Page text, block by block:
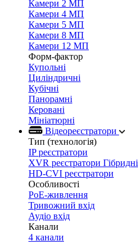
Камери 2 МП
Камери 4 МП
Камери 5 МП
Камери 8 МП
Камери 12 МП
Форм-фактор
Купольні
Циліндричні
Кубічні
Панорамні
Керовані
Мініатюрні
Відеореєстратори
Тип (технологія)
IP реєстратори
XVR реєстратори Гібридні
HD-CVI реєстратори
Особливості
PoE-живлення
Тривожний вхід
Аудіо вхід
Канали
4 канали